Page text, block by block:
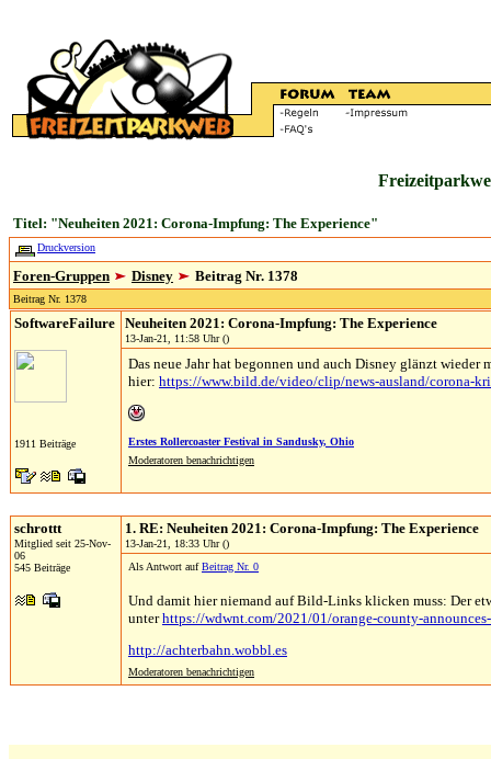
Titel: "Neuheiten 2021: Corona-Impfung: The Experience"
Druckversion
Foren-Gruppen Disney Beitrag Nr. 1378
Beitrag Nr. 1378
SoftwareFailure
1911 Beiträge
Neuheiten 2021: Corona-Impfung: The Experience
13-Jan-21, 11:58 Uhr ()
Das neue Jahr hat begonnen und auch Disney glänzt
hier: https://www.bild.de/video/clip/news-ausland/corona-
Erstes Rollercoaster Festival in Sandusky, Ohio
Moderatoren benachrichtigen
schrottt
Mitglied seit 25-Nov-
06
545 Beiträge
1. RE: Neuheiten 2021: Corona-Impfung: The Experience
13-Jan-21, 18:33 Uhr ()
Als Antwort aufBeitrag Nr. 0
Und damit hier niemand auf Bild-Links klicken muss: Der
unterhttps://wdwnt.com/2021/01/orange-county-
http://achterbahn.wobbl.es
Moderatoren benachrichtigen